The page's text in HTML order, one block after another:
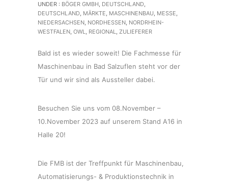
UNDER : BÖGER GMBH, DEUTSCHLAND,
DEUTSCHLAND, MÄRKTE, MASCHINENBAU, MESSE,
NIEDERSACHSEN, NORDHESSEN, NORDRHEIN-
WESTFALEN, OWL, REGIONAL, ZULIEFERER
Bald ist es wieder soweit! Die Fachmesse für
Maschinenbau in Bad Salzuflen steht vor der
Tür und wir sind als Aussteller dabei.
Besuchen Sie uns vom 08.November –
10.November 2023 auf unserem Stand A16 in
Halle 20!
Die FMB ist der Treffpunkt für Maschinenbau,
Automatisierungs- & Produktionstechnik in